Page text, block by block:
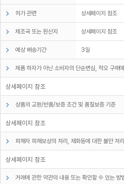
* 제조사 :브레인
* 원산지 :대한민국
* 전기, 전자부품 정리 및 보관
* 공구 및 부속품 정리 및 보관
* 액세서리, 귀금속 및 낚시용품 보관
* 가정 상비용품 보관 및 펜시용품 등의 보관
허가 관련 상세페이지 참조
제조국 또는 원산지 상세페이지 참조
예상 배송기간 3일
제품 하자가 아닌 소비자의 단순변심, 착오 구매
상세페이지 참조
상품의 교환/반품/보증 조건 및 품질보증 기준
상세페이지 참조
피해자 피해보상의 처리, 재화등에 대한 불만 처
상세페이지 참조
거래에 관한 약관의 내용 또는 확인할 수 있는 방